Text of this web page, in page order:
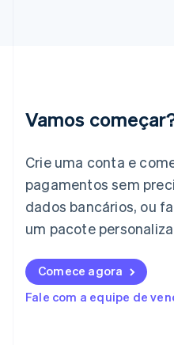
Vamos
Crie uma conta e
pagamentos sem
dados bancários, ou
um pacote
Comece agora
Fale com a equipe de
English
Italiano English
日本語English
Letônia
Liechtenstein
Lituânia
English
Luxemburgo